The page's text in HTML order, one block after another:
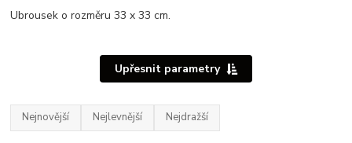
Ubrousek o rozměru 33 x 33 cm.
Upřesnit parametry
Nejnovější Nejlevnější Nejdražší